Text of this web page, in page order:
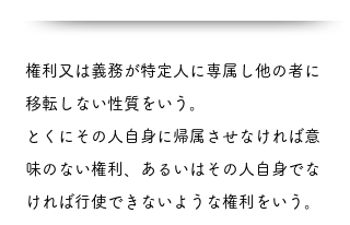
権利 又は 義務 が特定人に専属し他の者に
移転しない性質をいう。
とくにその人自身に帰属させなければ意
味のない権利、あるいはその人自身でな
ければ行使できないような権利をいう。